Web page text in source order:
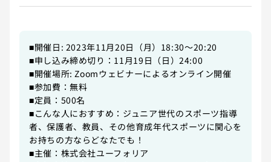
■開催日: 2023年11月20日（月）18:30〜20:20
■申し込み締め切り：11月19日（日）24:00
■開催場所: Zoomウェビナーによるオンライン開催
■参加費：無料
■定員：500名
■こんな人におすすめ：ジュニア世代のスポーツ指導
者、保護者、教員、その他育成年代スポーツに関心を
お持ちの方ならどなたでも！
■主催：株式会社ユーフォリア